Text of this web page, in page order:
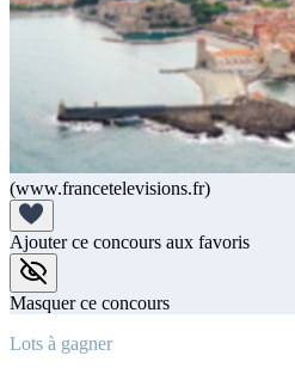
(www.francetelevisions.fr)
Ajouter ce concours aux favoris
Masquer ce concours
Lots à gagner